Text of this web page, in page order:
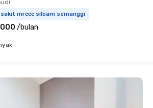
mrccc siloam semanggi
/bulan